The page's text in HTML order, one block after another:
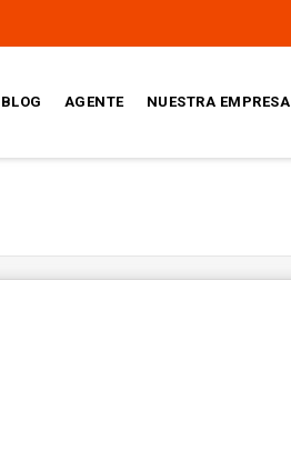
BLOG AGENTE NUESTRA EMPRESA